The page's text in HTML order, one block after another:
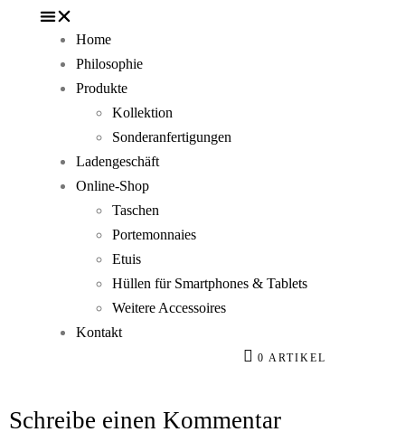
Home
Philosophie
Produkte
Kollektion
Sonderanfertigungen
Ladengeschäft
Online-Shop
Taschen
Portemonnaies
Etuis
Hüllen für Smartphones & Tablets
Weitere Accessoires
Kontakt
0 ARTIKEL
Schreibe einen Kommentar